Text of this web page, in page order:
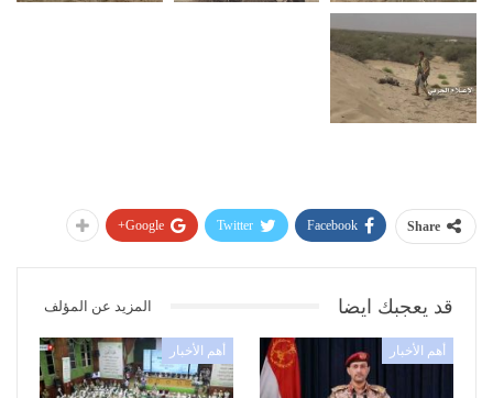
Share
Facebook
Twitter
Google+
قد يعجبك ايضا المزيد عن المؤلف
أهم الأخبار أهم الأخبار